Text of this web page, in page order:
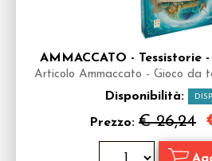
AMMACCATO - Tessistorie
Articolo Ammaccato - Gioco da
Disponibilità:
Prezzo: € 26,24